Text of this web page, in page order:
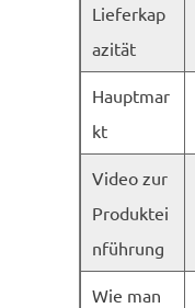
Lieferkap
azität
Hauptmar
kt
Video zur
Produktei
nführung
Wie man